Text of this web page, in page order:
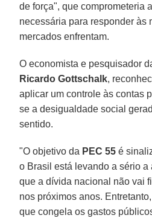
de força", que comprometeria
necessária para responder às
mercados enfrentam.
O economista e pesquisador
Ricardo Gottschalk,
aplicar um controle às contas
se a desigualdade social
sentido.
"O objetivo da PEC 55 é
o Brasil está levando a sério
que a dívida nacional não vai
nos próximos anos.
que congela os gastos